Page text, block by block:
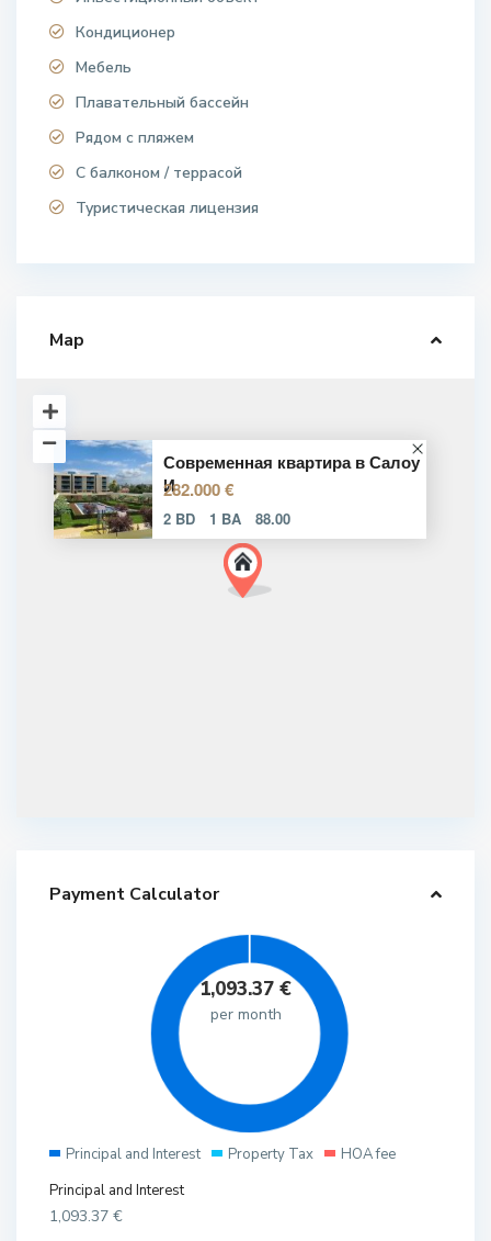
Кондиционер
Мебель
Плавательный бассейн
Рядом с пляжем
С балконом / террасой
Туристическая лицензия
Map
Современная квартира в Салоу
И
282.000 €
2 BD 1 BA 88.00
Payment Calculator
1,093.37 €
per month
Principal and Interest Property Tax
HOA fee
Principal and Interest
1,093.37 €